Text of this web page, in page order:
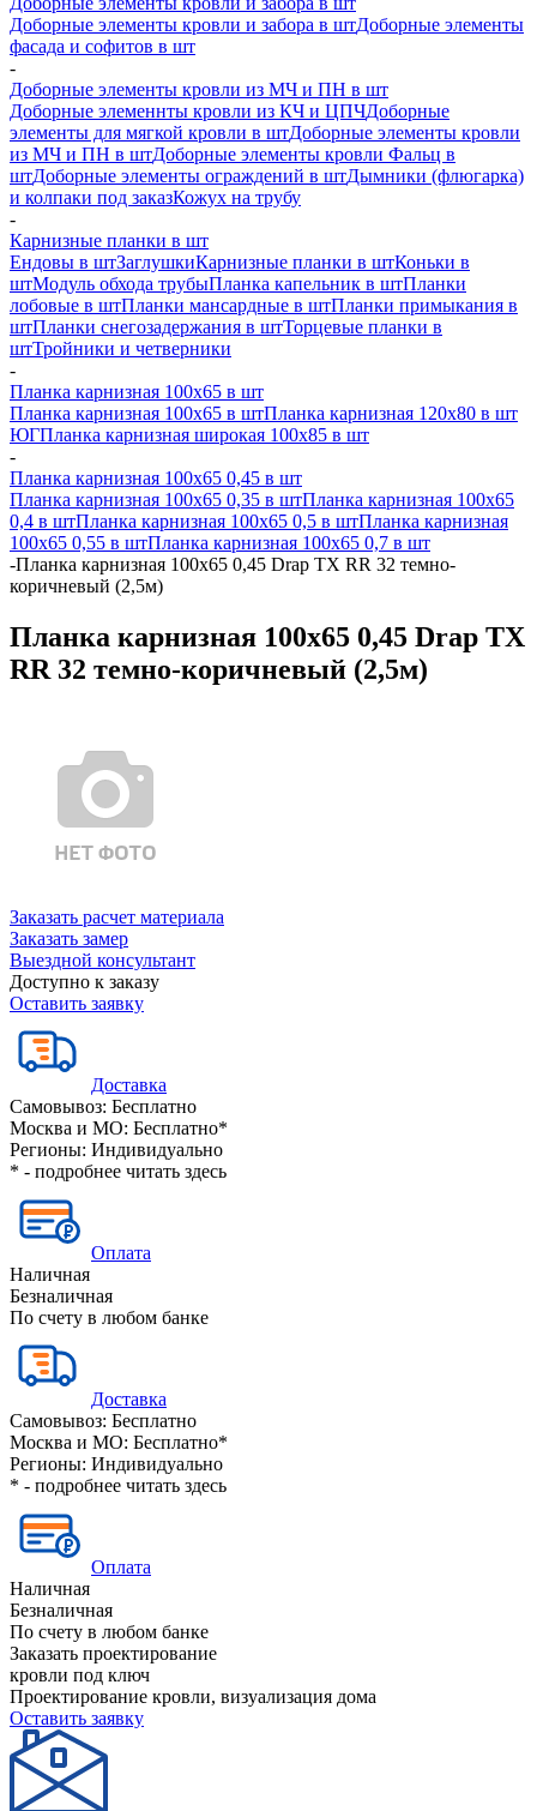
Доборные элементы кровли и забора в штДоборные элементы
фасада и софитов в шт
-
Доборные элементы кровли из МЧ и ПН в шт
Доборные элеменнты кровли из КЧ и ЦПЧДоборные
элементы для мягкой кровли в штДоборные элементы кровли
из МЧ и ПН в штДоборные элементы кровли Фальц в
штДоборные элементы ограждений в штДымники (флюгарка)
и колпаки под заказКожух на трубу
-
Карнизные планки в шт
Ендовы в штЗаглушкиКарнизные планки в штКоньки в
штМодуль обхода трубыПланка капельник в штПланки
лобовые в штПланки мансардные в штПланки примыкания в
штПланки снегозадержания в штТорцевые планки в
штТройники и четверники
-
Планка карнизная 100х65 в шт
Планка карнизная 100х65 в штПланка карнизная 120х80 в шт
ЮГПланка карнизная широкая 100х85 в шт
-
Планка карнизная 100х65 0,45 в шт
Планка карнизная 100х65 0,35 в штПланка карнизная 100х65
0,4 в штПланка карнизная 100х65 0,5 в штПланка карнизная
100х65 0,55 в штПланка карнизная 100х65 0,7 в шт
-Планка карнизная 100х65 0,45 Drap TX RR 32 темно-
коричневый (2,5м)
Планка карнизная 100х65 0,45 Drap TX
RR 32 темно-коричневый (2,5м)
Заказать расчет материала
Заказать замер
Выездной консультант
Доступно к заказу
Оставить заявку
Доставка
Самовывоз: Бесплатно
Москва и МО: Бесплатно*
Регионы: Индивидуально
* - подробнее читать здесь
Оплата
Наличная
Безналичная
По счету в любом банке
Доставка
Самовывоз: Бесплатно
Москва и МО: Бесплатно*
Регионы: Индивидуально
* - подробнее читать здесь
Оплата
Наличная
Безналичная
По счету в любом банке
Заказать проектирование
кровли под ключ
Проектирование кровли, визуализация дома
Оставить заявку